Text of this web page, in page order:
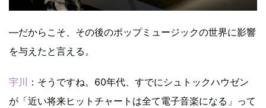
―だからこそ、その後のポップミュージックの世界に影響
を与えたと言える。
宇川
：そうですね。60年代、すでにシュトックハウゼン
が「近い将来ヒットチャートは全て電子音楽になる」って